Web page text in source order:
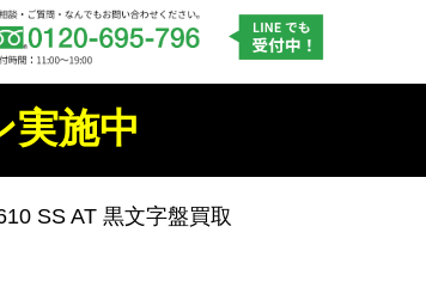
実施中
SS AT 黒文字盤買取